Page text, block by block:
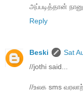
அப்படித்தான்
Reply
Beski
Sat
//jothi said...
//உலக sms